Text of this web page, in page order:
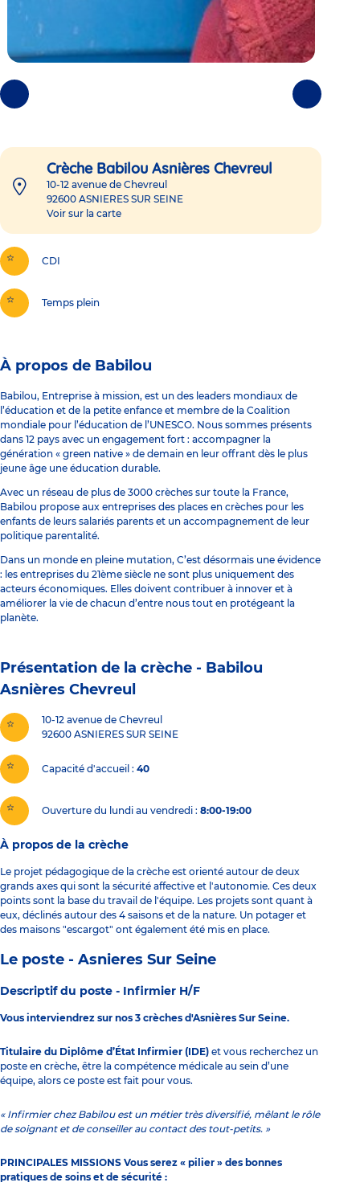
Photos
précédentes
Photos
suivantes
Crèche Babilou Asnières Chevreul
10-12 avenue de Chevreul
92600 ASNIERES SUR SEINE
Voir sur la carte
CDI
Temps plein
À propos de Babilou
Babilou, Entreprise à mission, est un des leaders mondiaux de
l’éducation et de la petite enfance et membre de la Coalition
mondiale pour l’éducation de l’UNESCO. Nous sommes présents
dans 12 pays avec un engagement fort : accompagner la
génération « green native » de demain en leur offrant dès le plus
jeune âge une éducation durable.
Avec un réseau de plus de 3000 crèches sur toute la France,
Babilou propose aux entreprises des places en crèches pour les
enfants de leurs salariés parents et un accompagnement de leur
politique parentalité.
Dans un monde en pleine mutation, C’est désormais une évidence
: les entreprises du 21ème siècle ne sont plus uniquement des
acteurs économiques. Elles doivent contribuer à innover et à
améliorer la vie de chacun d’entre nous tout en protégeant la
planète.
Présentation de la crèche - Babilou
Asnières Chevreul
10-12 avenue de Chevreul
92600 ASNIERES SUR SEINE
Capacité d'accueil 40
Ouverture du lundi au vendredi : 8:00-19:00
À propos de la crèche
Le projet pédagogique de la crèche est orienté autour de deux
grands axes qui sont la sécurité affective et l'autonomie. Ces deux
points sont la base du travail de l'équipe. Les projets sont quant à
eux, déclinés autour des 4 saisons et de la nature. Un potager et
des maisons "escargot" ont également été mis en place.
Le poste - Asnieres Sur Seine
Descriptif du poste - Infirmier H/F
Vous interviendrez sur nos 3 crèches d'Asnières Sur Seine.
Titulaire du Diplôme d’État Infirmier (IDE) et vous recherchez un
poste en crèche, être la compétence médicale au sein d’une
équipe, alors ce poste est fait pour vous.
« Infirmier chez Babilou est un métier très diversifié, mêlant le rôle
de soignant et de conseiller au contact des tout-petits. »
PRINCIPALES MISSIONS Vous serez « pilier » des bonnes
pratiques de soins et de sécurité :